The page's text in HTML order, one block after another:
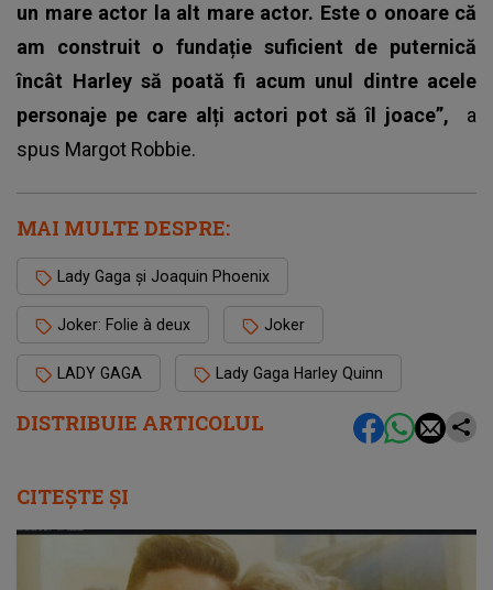
DISTRIBUIE ARTICOLUL
un mare actor la alt mare actor. Este o onoare că
am construit o fundație suficient de puternică
încât Harley să poată fi acum unul dintre acele
personaje pe care alți actori pot să îl joace”, a
spus Margot Robbie.
MAI MULTE DESPRE:
Lady Gaga și Joaquin Phoenix
Joker: Folie à deux Joker
LADY GAGA Lady Gaga Harley Quinn
CITEȘTE ȘI